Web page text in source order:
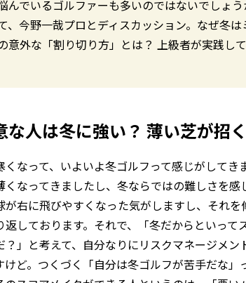
んでいるゴルファーも多いのではないでしょ
、今野一哉プロとディスカッション。なぜ冬
意外な「割り切り方」とは？ 上級者が実践し
な人は冬に強い？ 薄い芝が招
なって、いよいよ冬ゴルフって感じがしてき
なってきましたし、冬ならではの難しさを感
右に飛びやすくなった気がしますし、それを
しております。それで、「冬だからといって
」と考えて、自分なりにリスクマネージメン
ど。つくづく「自分は冬ゴルフが苦手だな」